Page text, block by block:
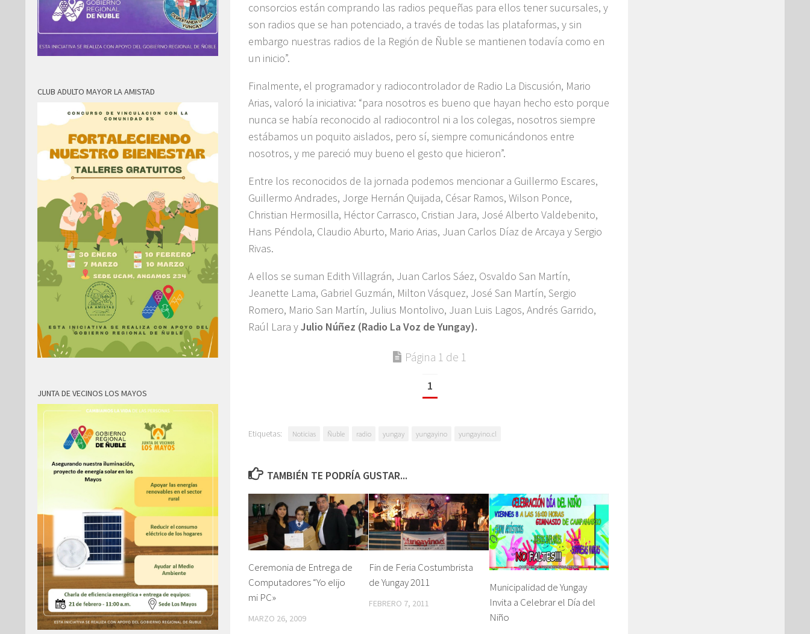
consorcios están comprando las radios pequeñas para ellos tener sucursales, y
son radios que se han potenciado, a través de todas las plataformas, y sin
embargo nuestras radios de la Región de Ñuble se mantienen todavía como en
un inicio”.
Finalmente, el programador y radiocontrolador de Radio La Discusión, Mario
Arias, valoró la iniciativa: “para nosotros es bueno que hayan hecho esto porque
nunca se había reconocido al radiocontrol ni a los colegas, nosotros siempre
estábamos un poquito aislados, pero sí, siempre comunicándonos entre
nosotros, y me pareció muy bueno el gesto que hicieron”.
Entre los reconocidos de la jornada podemos mencionar a Guillermo Escares,
Guillermo Andrades, Jorge Hernán Quijada, César Ramos, Wilson Ponce,
Christian Hermosilla, Héctor Carrasco, Cristian Jara, José Alberto Valdebenito,
Hans Péndola, Claudio Aburto, Mario Arias, Juan Carlos Díaz de Arcaya y Sergio
Rivas.
A ellos se suman Edith Villagrán, Juan Carlos Sáez, Osvaldo San Martín,
Jeanette Lama, Gabriel Guzmán, Milton Vásquez, José San Martín, Sergio
Romero, Mario San Martín, Julius Montolivo, Juan Luis Lagos, Andrés Garrido,
Raúl Lara yJulio Núñez (Radio La Voz de Yungay).
Página 1 de 1
1
Etiquetas: Noticias Ñuble radio yungay yungayino yungayino.cl
TAMBIÉN TE PODRÍA GUSTAR...
Ceremonia de Entrega de
Computadores “Yo elijo
mi PC»
MARZO 26, 2009
Fin de Feria Costumbrista
de Yungay 2011
FEBRERO 7, 2011
Municipalidad de Yungay
Invita a Celebrar el Día del
Niño
CLUB ADULTO MAYOR LA AMISTAD
JUNTA DE VECINOS LOS MAYOS